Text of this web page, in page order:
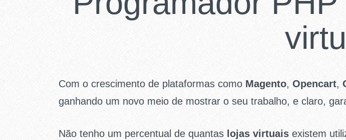
Com o crescimento de plataformas como Magento, Opencart,
ganhando um novo meio de mostrar o seu trabalho, e claro,
Não tenho um percentual de quantas lojas virtuais existem